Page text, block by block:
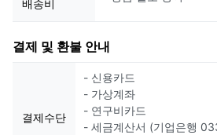
배송비
결제 및 환불 안내
결제수단
- 신용카드
- 가상계좌
- 연구비카드
- 세금계산서 (기업은행